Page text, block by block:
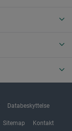
Databeskyttelse
Sitemap Kontakt